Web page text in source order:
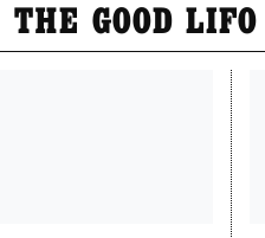
THE GOOD LIFO